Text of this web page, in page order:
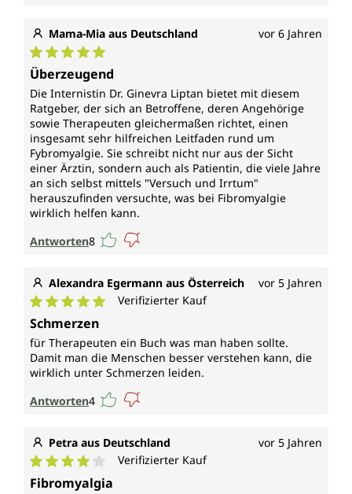
Mama-Mia aus Deutschland vor 6 Jahren
Durchschnittliche Bewertung von 5 von 5 Sternen
Überzeugend
Die Internistin Dr. Ginevra Liptan bietet mit diesem
Ratgeber, der sich an Betroffene, deren Angehörige
sowie Therapeuten gleichermaßen richtet, einen
insgesamt sehr hilfreichen Leitfaden rund um
Fybromyalgie. Sie schreibt nicht nur aus der Sicht
einer Ärztin, sondern auch als Patientin, die viele Jahre
an sich selbst mittels "Versuch und Irrtum"
herauszufinden versuchte, was bei Fibromyalgie
wirklich helfen kann.
Antworten8
Alexandra Egermann aus Österreich vor 5 Jahren
Durchschnittliche Bewertung von 5 von 5 Sternen
Verifizierter Kauf
Schmerzen
für Therapeuten ein Buch was man haben sollte.
Damit man die Menschen besser verstehen kann, die
wirklich unter Schmerzen leiden.
Antworten4
Petra aus Deutschland vor 5 Jahren
Durchschnittliche Bewertung von 4 von 5 Sternen
Verifizierter Kauf
Fibromyalgia